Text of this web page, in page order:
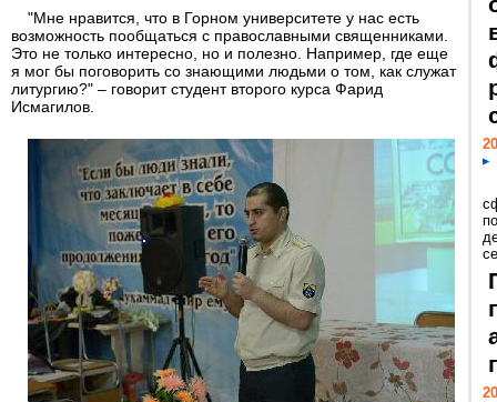
"Мне нравится, что в Горном университете у нас есть
возможность пообщаться с православными священниками.
Это не только интересно, но и полезно. Например, где еще
я мог бы поговорить со знающими людьми о том, как служат
литургию?" – говорит студент второго курса Фарид
Исмагилов.